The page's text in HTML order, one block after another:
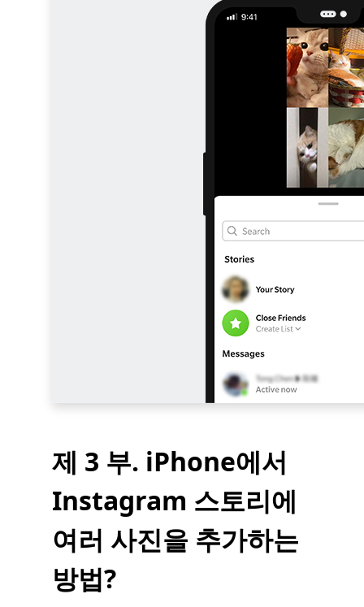
제 3 부. iPhone에서
Instagram 스토리에
여러 사진을 추가하는
방법?